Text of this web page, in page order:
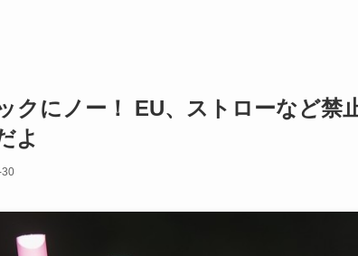
クにノー！ EU、ストローなど禁
よ